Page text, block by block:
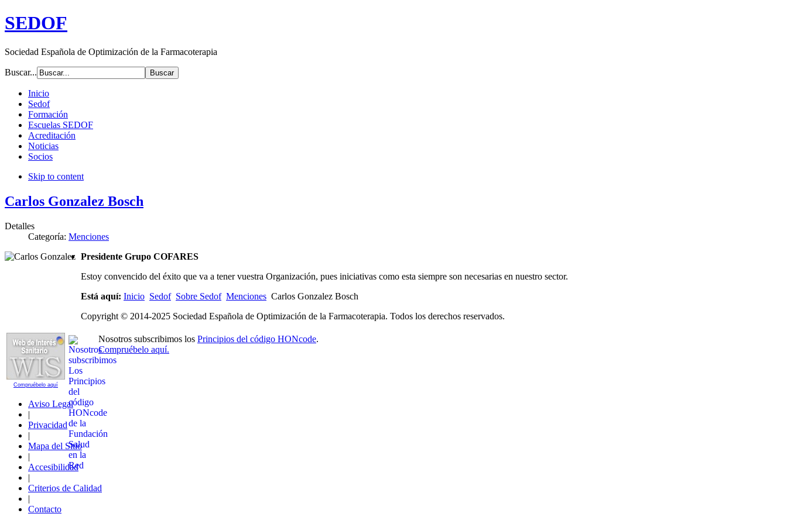
SEDOF
Sociedad Española de Optimización de la Farmacoterapia
Buscar...
Inicio
Sedof
Formación
Escuelas SEDOF
Acreditación
Noticias
Socios
Skip to content
Carlos Gonzalez Bosch
Detalles
Categoría: Menciones
Presidente Grupo COFARES
Estoy convencido del éxito que va a tener vuestra Organización, pues iniciativas como esta siempre son necesarias en nuestro sector.
Está aquí: Inicio Sedof Sobre Sedof Menciones Carlos Gonzalez Bosch
Copyright © 2014-2025 Sociedad Española de Optimización de la Farmacoterapia. Todos los derechos reservados.
Nosotros subscribimos los Principios del código HONcode.
Compruébelo aquí.
Compruébelo aquí
Aviso Legal
|
Privacidad
|
Mapa del Sitio
|
Accesibilidad
|
Criterios de Calidad
|
Contacto